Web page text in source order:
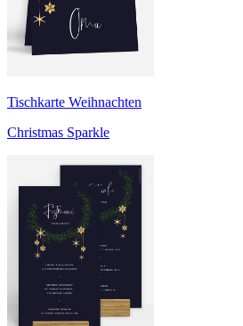
Tischkarte Weihnachten
Christmas Sparkle